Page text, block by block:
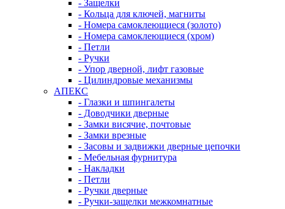
- Защелки
- Кольца для ключей, магниты
- Номера самоклеющиеся (золото)
- Номера самоклеющиеся (хром)
- Петли
- Ручки
- Упор дверной, лифт газовые
- Цилиндровые механизмы
АПЕКС
- Глазки и шпингалеты
- Доводчики дверные
- Замки висячие, почтовые
- Замки врезные
- Засовы и задвижки дверные цепочки
- Мебельная фурнитура
- Накладки
- Петли
- Ручки дверные
- Ручки-защелки межкомнатные